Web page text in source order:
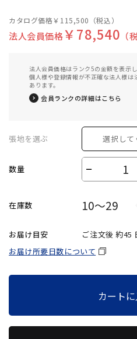
カタログ価格￥115,500 （税込）
法人会員価格￥78,540 （
法人会員価格はランク5の金額を表示し
個人様や登録情報が不正確な法人様は
あります。
会員ランクの詳細はこちら
張地を選ぶ 選択して
数量 －
在庫数 10～29
お届け目安 ご注文後 約45
お届け所要日数について
カート